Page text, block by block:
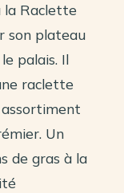
la Raclette
son plateau
palais. Il
raclette
Un
de gras à la